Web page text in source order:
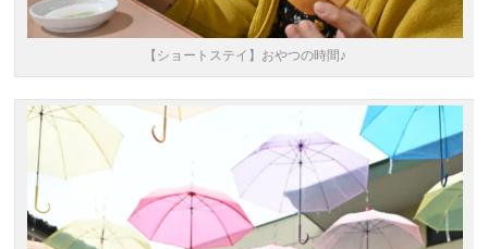
【ショートステイ】おやつの時間♪